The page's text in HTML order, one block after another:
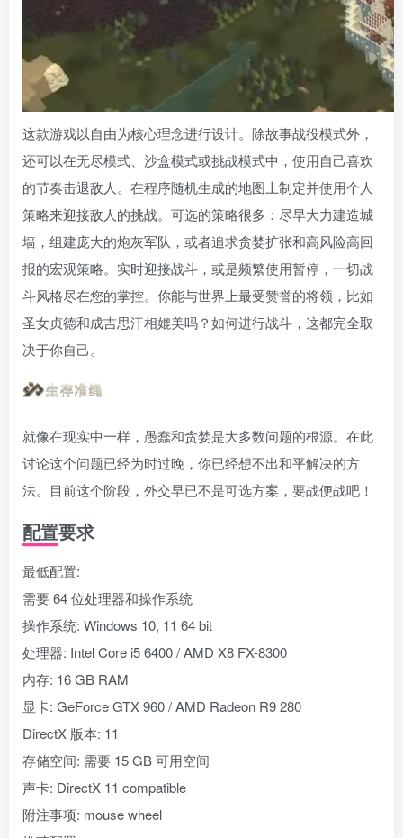
这款游戏以自由为核心理念进行设计。除故事战役模式外，
还可以在无尽模式、沙盒模式或挑战模式中，使用自己喜欢
的节奏击退敌人。在程序随机生成的地图上制定并使用个人
策略来迎接敌人的挑战。可选的策略很多：尽早大力建造城
墙，组建庞大的炮灰军队，或者追求贪婪扩张和高风险高回
报的宏观策略。实时迎接战斗，或是频繁使用暂停，一切战
斗风格尽在您的掌控。你能与世界上最受赞誉的将领，比如
圣女贞德和成吉思汗相媲美吗？如何进行战斗，这都完全取
决于你自己。
就像在现实中一样，愚蠢和贪婪是大多数问题的根源。在此
讨论这个问题已经为时过晚，你已经想不出和平解决的方
法。目前这个阶段，外交早已不是可选方案，要战便战吧！
配置要求
最低配置:
需要 64 位处理器和操作系统
操作系统: Windows 10, 11 64 bit
处理器: Intel Core i5 6400 / AMD X8 FX-8300
内存: 16 GB RAM
显卡: GeForce GTX 960 / AMD Radeon R9 280
DirectX 版本: 11
存储空间: 需要 15 GB 可用空间
声卡: DirectX 11 compatible
附注事项: mouse wheel